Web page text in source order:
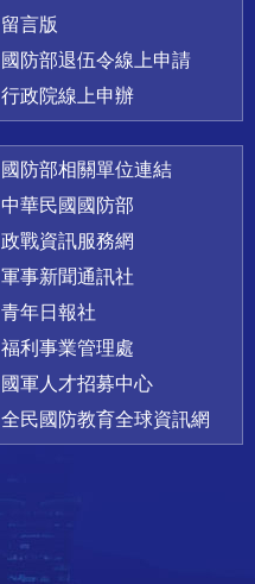
留言版
國防部退伍令線上申請
行政院線上申辦
國防部相關單位連結
中華民國國防部
政戰資訊服務網
軍事新聞通訊社
青年日報社
福利事業管理處
國軍人才招募中心
全民國防教育全球資訊網